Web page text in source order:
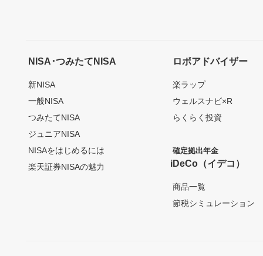
NISA･つみたてNISA
新NISA
一般NISA
つみたてNISA
ジュニアNISA
NISAをはじめるには
楽天証券NISAの魅力
ロボアドバイザー
楽ラップ
ウェルスナビ×R
らくらく投資
確定拠出年金
iDeCo（イデコ）
商品一覧
節税シミュレーション